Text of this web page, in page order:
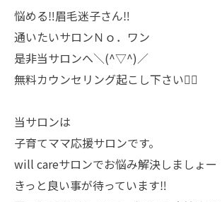
悩める‼️眉毛迷子さん‼️
通いたいサロンＮｏ．ワン
是非当サロンへ＼(^▽^)／
無料カウンセリング起こし下さい🙇‍♀️
当サロンは
子育てママ応援サロンです。
will careサロンでお悩み解決しましょー
きっと良い事が待っています‼️